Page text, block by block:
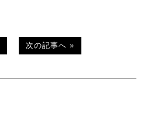
次の記事へ »